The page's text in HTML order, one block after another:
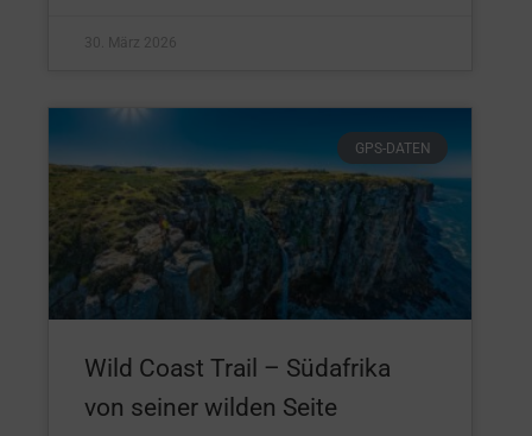
30. März 2026
GPS-DATEN
Wild Coast Trail – Südafrika
von seiner wilden Seite